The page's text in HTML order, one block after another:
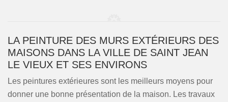
LA PEINTURE DES MURS EXTÉRIEURS DES
MAISONS DANS LA VILLE DE SAINT JEAN
LE VIEUX ET SES ENVIRONS
Les peintures extérieures sont les meilleurs moyens pour
donner une bonne présentation de la maison. Les travaux